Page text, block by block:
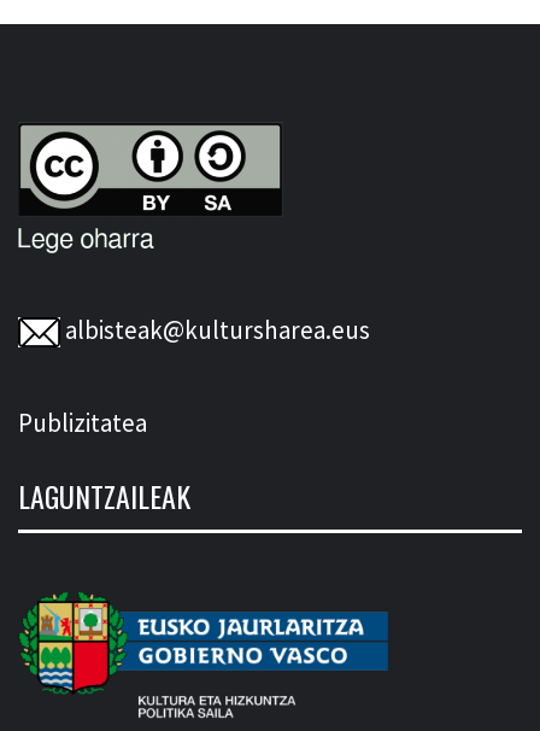
albisteak@kultursharea.eus
Publizitatea
LAGUNTZAILEAK